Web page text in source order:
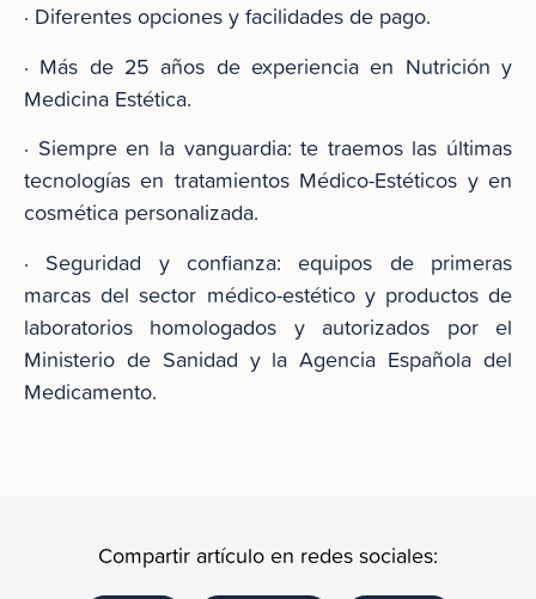
· Diferentes opciones y facilidades de pago.
· Más de 25 años de experiencia en Nutrición y
Medicina Estética.
· Siempre en la vanguardia: te traemos las últimas
tecnologías en tratamientos Médico-Estéticos y en
cosmética personalizada.
· Seguridad y confianza: equipos de primeras
marcas del sector médico-estético y productos de
laboratorios homologados y autorizados por el
Ministerio de Sanidad y la Agencia Española del
Medicamento.
Compartir artículo en redes sociales: